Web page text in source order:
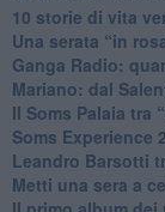
​10 storie di vita
​Una serata “in
Ganga Radio:
Mariano: dal
​Il Soms Palaia tra
Soms Experience
​Leandro Barsotti
​Metti una sera a